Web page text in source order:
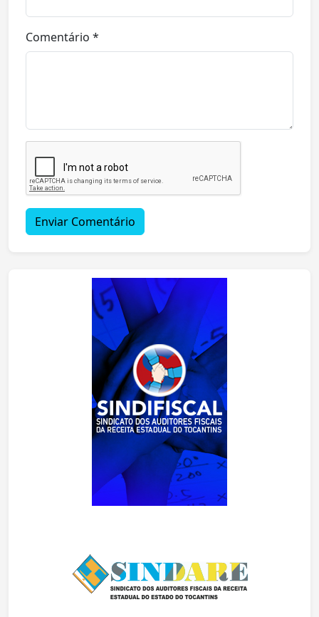
Comentário *
Enviar Comentário